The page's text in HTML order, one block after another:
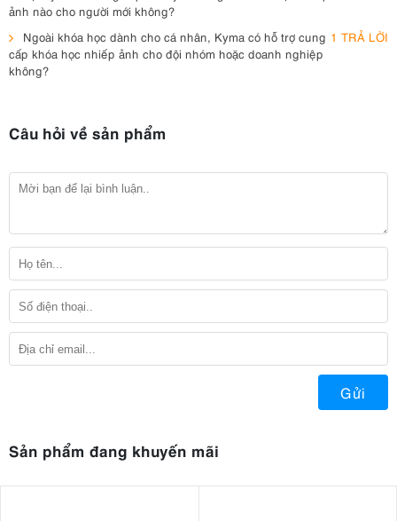
ảnh nào cho người mới không?
Ngoài khóa học dành cho cá nhân, Kyma có hỗ trợ cung
cấp khóa học nhiếp ảnh cho đội nhóm hoặc doanh nghiệp
không?
1 TRẢ LỜI
Câu hỏi về sản phẩm
Gửi
Sản phẩm đang khuyến mãi